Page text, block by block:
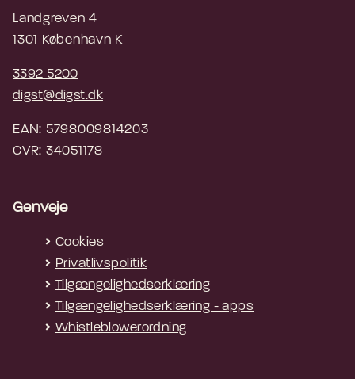
Landgreven 4
1301 København K
3392 5200
digst@digst.dk
EAN: 5798009814203
CVR: 34051178
Genveje
Cookies
Privatlivspolitik
Tilgængelighedserklæring
Tilgængelighedserklæring - apps
Whistleblowerordning